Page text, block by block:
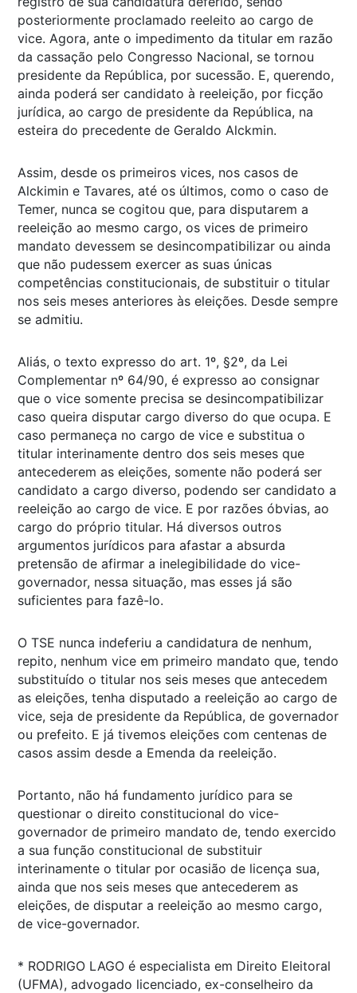
posteriormente proclamado reeleito ao cargo de
vice. Agora, ante o impedimento da titular em razão
da cassação pelo Congresso Nacional, se tornou
presidente da República, por sucessão. E, querendo,
ainda poderá ser candidato à reeleição, por ficção
jurídica, ao cargo de presidente da República, na
esteira do precedente de Geraldo Alckmin.
Assim, desde os primeiros vices, nos casos de
Alckimin e Tavares, até os últimos, como o caso de
Temer, nunca se cogitou que, para disputarem a
reeleição ao mesmo cargo, os vices de primeiro
mandato devessem se desincompatibilizar ou ainda
que não pudessem exercer as suas únicas
competências constitucionais, de substituir o titular
nos seis meses anteriores às eleições. Desde sempre
se admitiu.
Aliás, o texto expresso do art. 1º, §2º, da Lei
Complementar nº 64/90, é expresso ao consignar
que o vice somente precisa se desincompatibilizar
caso queira disputar cargo diverso do que ocupa. E
caso permaneça no cargo de vice e substitua o
titular interinamente dentro dos seis meses que
antecederem as eleições, somente não poderá ser
candidato a cargo diverso, podendo ser candidato a
reeleição ao cargo de vice. E por razões óbvias, ao
cargo do próprio titular. Há diversos outros
argumentos jurídicos para afastar a absurda
pretensão de afirmar a inelegibilidade do vice-
governador, nessa situação, mas esses já são
suficientes para fazê-lo.
O TSE nunca indeferiu a candidatura de nenhum,
repito, nenhum vice em primeiro mandato que, tendo
substituído o titular nos seis meses que antecedem
as eleições, tenha disputado a reeleição ao cargo de
vice, seja de presidente da República, de governador
ou prefeito. E já tivemos eleições com centenas de
casos assim desde a Emenda da reeleição.
Portanto, não há fundamento jurídico para se
questionar o direito constitucional do vice-
governador de primeiro mandato de, tendo exercido
a sua função constitucional de substituir
interinamente o titular por ocasião de licença sua,
ainda que nos seis meses que antecederem as
eleições, de disputar a reeleição ao mesmo cargo,
de vice-governador.
* RODRIGO LAGO é especialista em Direito Eleitoral
(UFMA), advogado licenciado, ex-conselheiro da